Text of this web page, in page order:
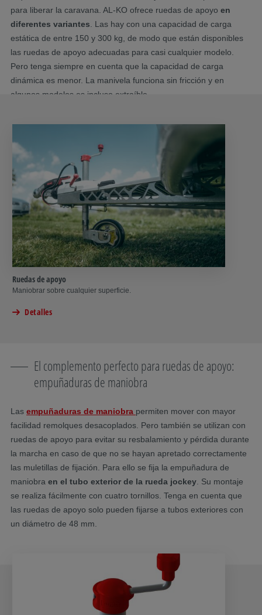
para liberar la caravana. AL-KO ofrece ruedas de apoyo en
diferentes variantes . Las hay con una capacidad de carga
estática de entre 150 y 300 kg, de modo que están disponibles
las ruedas de apoyo adecuadas para casi cualquier modelo.
Pero tenga siempre en cuenta que la capacidad de carga
dinámica es menor. La manivela funciona sin fricción y en
algunos modelos es incluso extraíble.
Ruedas de apoyo
Maniobrar sobre cualquier superficie.
Detalles
El complemento perfecto para ruedas de apoyo:
empuñaduras de maniobra
Las empuñaduras de maniobra permiten mover con mayor
facilidad remolques desacoplados. Pero también se utilizan con
ruedas de apoyo para evitar su resbalamiento y pérdida durante
la marcha en caso de que no se hayan apretado correctamente
las muletillas de fijación. Para ello se fija la empuñadura de
maniobra en el tubo exterior de la rueda jockey . Su montaje
se realiza fácilmente con cuatro tornillos. Tenga en cuenta que
las ruedas de apoyo solo pueden fijarse a tubos exteriores con
un diámetro de 48 mm.